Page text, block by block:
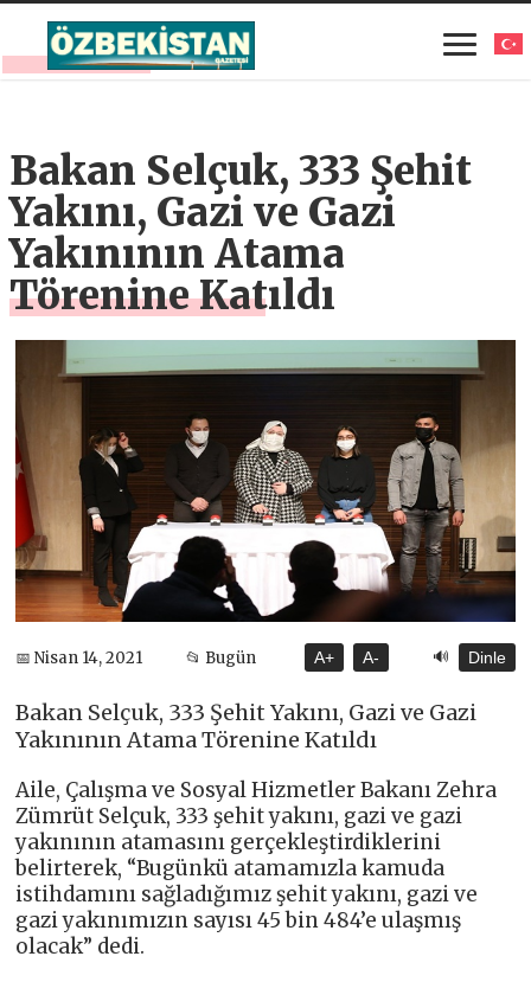
Bakan Selçuk, 333 Şehit
Yakını, Gazi ve Gazi
Yakınının Atama
Törenine Katıldı
📅 Nisan 14, 2021 📂 Bugün A+ A- 🔊 Dinle
Bakan Selçuk, 333 Şehit Yakını, Gazi ve Gazi
Yakınının Atama Törenine Katıldı
Aile, Çalışma ve Sosyal Hizmetler Bakanı Zehra
Zümrüt Selçuk, 333 şehit yakını, gazi ve gazi
yakınının atamasını gerçekleştirdiklerini
belirterek, “Bugünkü atamamızla kamuda
istihdamını sağladığımız şehit yakını, gazi ve
gazi yakınımızın sayısı 45 bin 484’e ulaşmış
olacak” dedi.